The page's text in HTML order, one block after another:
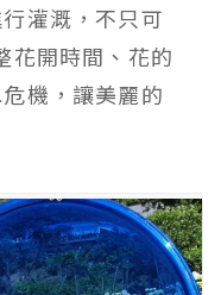
灌溉，不只可
花開時間、花的
機，讓美麗的